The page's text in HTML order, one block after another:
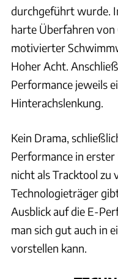
durchgeführt wurde.
harte Überfahren von
motivierter
Hoher Acht.
Performance jeweils
Hinterachslenkung.
Kein Drama,
Performance in
nicht als Tracktool zu
Technologieträger
Ausblick auf die E-
man sich gut auch in
vorstellen kann.